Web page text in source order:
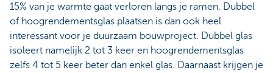
15% van je warmte gaat verloren langs je ramen. Dubbel
of hoogrendementsglas plaatsen is dan ook heel
interessant voor je duurzaam bouwproject. Dubbel glas
isoleert namelijk 2 tot 3 keer en hoogrendementsglas
zelfs 4 tot 5 keer beter dan enkel glas. Daarnaast krijgen je